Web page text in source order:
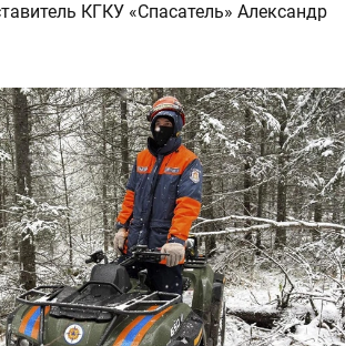
КГКУ «Спасатель» Александр